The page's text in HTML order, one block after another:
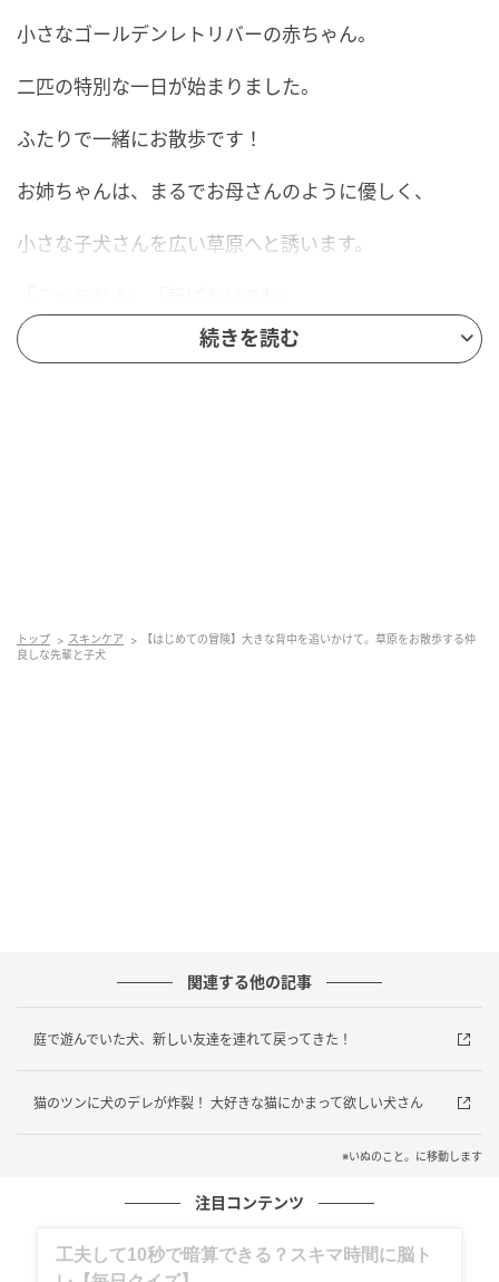
小さなゴールデンレトリバーの赤ちゃん。
二匹の特別な一日が始まりました。
ふたりで一緒にお散歩です！
お姉ちゃんは、まるでお母さんのように優しく、
小さな子犬さんを広い草原へと誘います。
……そんな声が聞こえてきそうなほど、
一生懸命に追いかけます。
お家に帰る頃には、二匹の小さな冒険家たちも
すっかりお疲れの様子です。
お姉ちゃんがそっと横たわると、
続きを読む
トップ スキンケア
【はじめての冒険】大きな背中を追いかけて。草原をお散歩する仲
良しな先輩と子犬
関連する他の記事
庭で遊んでいた犬、新しい友達を連れて戻ってきた！
猫のツンに犬のデレが炸裂！ 大好きな猫にかまって欲しい犬さん
※いぬのこと。に移動します
注目コンテンツ
グルメ、ギャグ、子育て、旅行記……全部、読